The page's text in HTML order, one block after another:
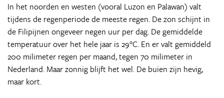
In het noorden en westen (vooral Luzon en Palawan) valt
tijdens de regenperiode de meeste regen. De zon schijnt in
de Filipijnen ongeveer negen uur per dag. De gemiddelde
temperatuur over het hele jaar is 29°C. En er valt gemiddeld
200 milimeter regen per maand, tegen 70 milimeter in
Nederland. Maar zonnig blijft het wel. De buien zijn hevig,
maar kort.